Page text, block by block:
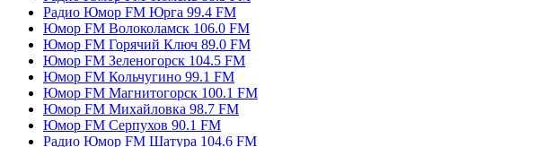
Радио Юмор FM Юрга 99.4 FM
Юмор FM Волоколамск 106.0 FM
Юмор FM Горячий Ключ 89.0 FM
Юмор FM Зеленогорск 104.5 FM
Юмор FM Кольчугино 99.1 FM
Юмор FM Магнитогорск 100.1 FM
Юмор FM Михайловка 98.7 FM
Юмор FM Серпухов 90.1 FM
Радио Юмор FM Шатура 104.6 FM